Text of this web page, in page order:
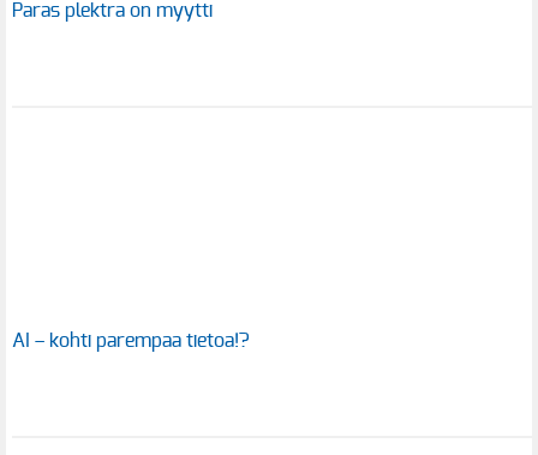
Paras plektra on myytti
AI – kohti parempaa tietoa!?